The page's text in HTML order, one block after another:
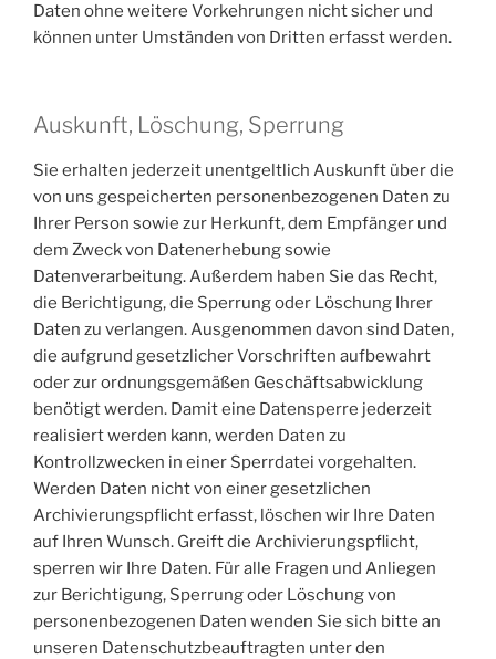
Daten ohne weitere Vorkehrungen nicht sicher und
können unter Umständen von Dritten erfasst werden.
Auskunft, Löschung, Sperrung
Sie erhalten jederzeit unentgeltlich Auskunft über die
von uns gespeicherten personenbezogenen Daten zu
Ihrer Person sowie zur Herkunft, dem Empfänger und
dem Zweck von Datenerhebung sowie
Datenverarbeitung. Außerdem haben Sie das Recht,
die Berichtigung, die Sperrung oder Löschung Ihrer
Daten zu verlangen. Ausgenommen davon sind Daten,
die aufgrund gesetzlicher Vorschriften aufbewahrt
oder zur ordnungsgemäßen Geschäftsabwicklung
benötigt werden. Damit eine Datensperre jederzeit
realisiert werden kann, werden Daten zu
Kontrollzwecken in einer Sperrdatei vorgehalten.
Werden Daten nicht von einer gesetzlichen
Archivierungspflicht erfasst, löschen wir Ihre Daten
auf Ihren Wunsch. Greift die Archivierungspflicht,
sperren wir Ihre Daten. Für alle Fragen und Anliegen
zur Berichtigung, Sperrung oder Löschung von
personenbezogenen Daten wenden Sie sich bitte an
unseren Datenschutzbeauftragten unter den